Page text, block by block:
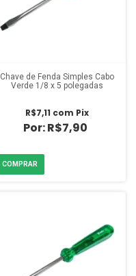
Chave de Fenda Simples Cabo
Verde 1/8 x 5 polegadas
R$7,90
R$7,11 com Pix